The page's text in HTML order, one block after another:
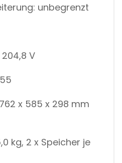
unbegrenzt
V
x 585 x 298 mm
kg, 2 x Speicher je